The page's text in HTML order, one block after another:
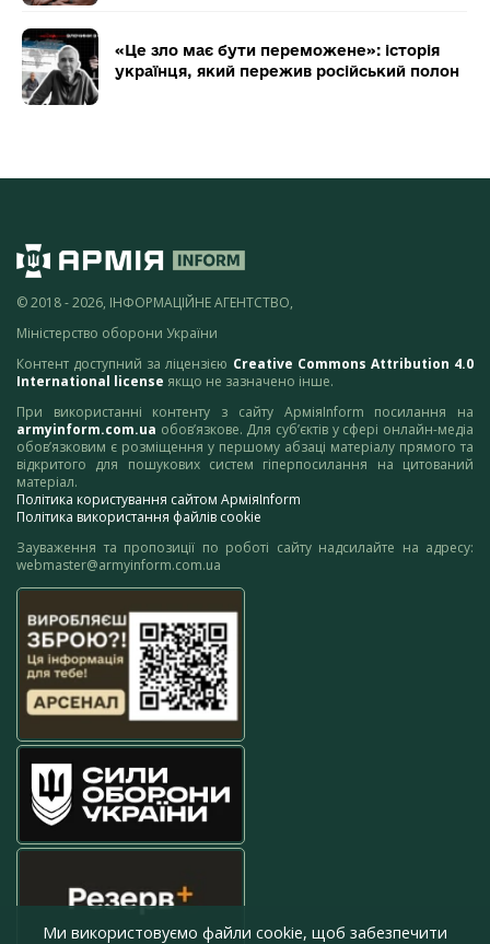
«Це зло має бути переможене»: історія
українця, який пережив російський полон
© 2018 - 2026, ІНФОРМАЦІЙНЕ АГЕНТСТВО,
Міністерство оборони України
Контент доступний за ліцензією Creative Commons Attribution 4.0
International license якщо не зазначено інше.
При використанні контенту з сайту АрміяInform посилання на
armyinform.com.ua обов’язкове. Для суб’єктів у сфері онлайн-медіа
обов’язковим є розміщення у першому абзаці матеріалу прямого та
відкритого для пошукових систем гіперпосилання на цитований
матеріал.
Політика користування сайтом АрміяInform
Політика використання файлів cookie
Зауваження та пропозиції по роботі сайту надсилайте на адресу:
webmaster@armyinform.com.ua
Ми використовуємо файли cookie, щоб забезпечити